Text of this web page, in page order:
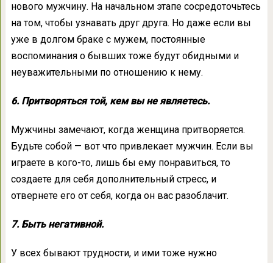
нового мужчину. На начальном этапе сосредоточьтесь
на том, чтобы узнавать друг друга. Но даже если вы
уже в долгом браке с мужем, постоянные
воспоминания о бывших тоже будут обидными и
неуважительными по отношению к нему.
6. Притворяться той, кем вы не являетесь.
Мужчины замечают, когда женщина притворяется.
Будьте собой — вот что привлекает мужчин. Если вы
играете в кого-то, лишь бы ему понравиться, то
создаете для себя дополнительный стресс, и
отвернете его от себя, когда он вас разоблачит.
7. Быть негативной.
У всех бывают трудности, и ими тоже нужно